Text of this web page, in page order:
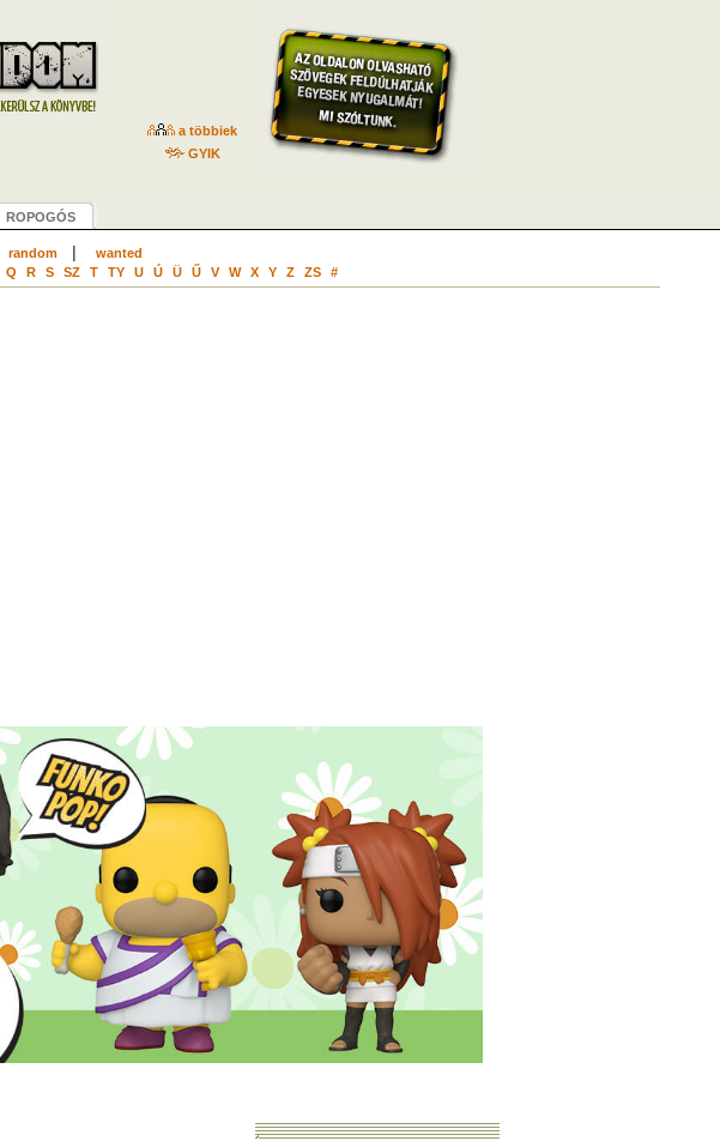
a többiek
GYIK
ROPOGÓS
random|
wanted
Q R S SZ T TY U Ú Ü Ű V W X Y Z ZS #